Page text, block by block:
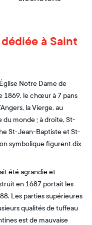
à Saint
Notre Dame de
1869, le chœur à 7 pans
la Vierge, au
du monde ; à droite, St-
St-Jean-Baptiste et St-
symbolique figurent dix
été agrandie et
en 1687 portait les
Les parties supérieures
qualités de tuffeau
est de mauvaise